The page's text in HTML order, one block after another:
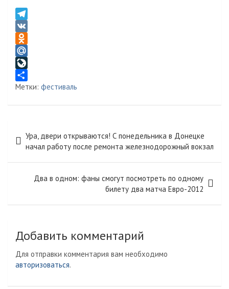
T
e
l
e
g
r
V
K
O
d
n
o
s
n
M
a
i
u
L
i
o
r
О
а
и
Метки: фестиваль
по
записям
Ура, двери открываются! С понедельника в Донецке
начал работу после ремонта железнодорожный вокзал
Два в одном: фаны смогут посмотреть по одному
билету два матча Евро-2012
Добавить комментарий
Для отправки комментария вам необходимо
авторизоваться.